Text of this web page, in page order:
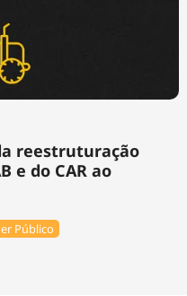
reestruturação
e do CAR ao
Público